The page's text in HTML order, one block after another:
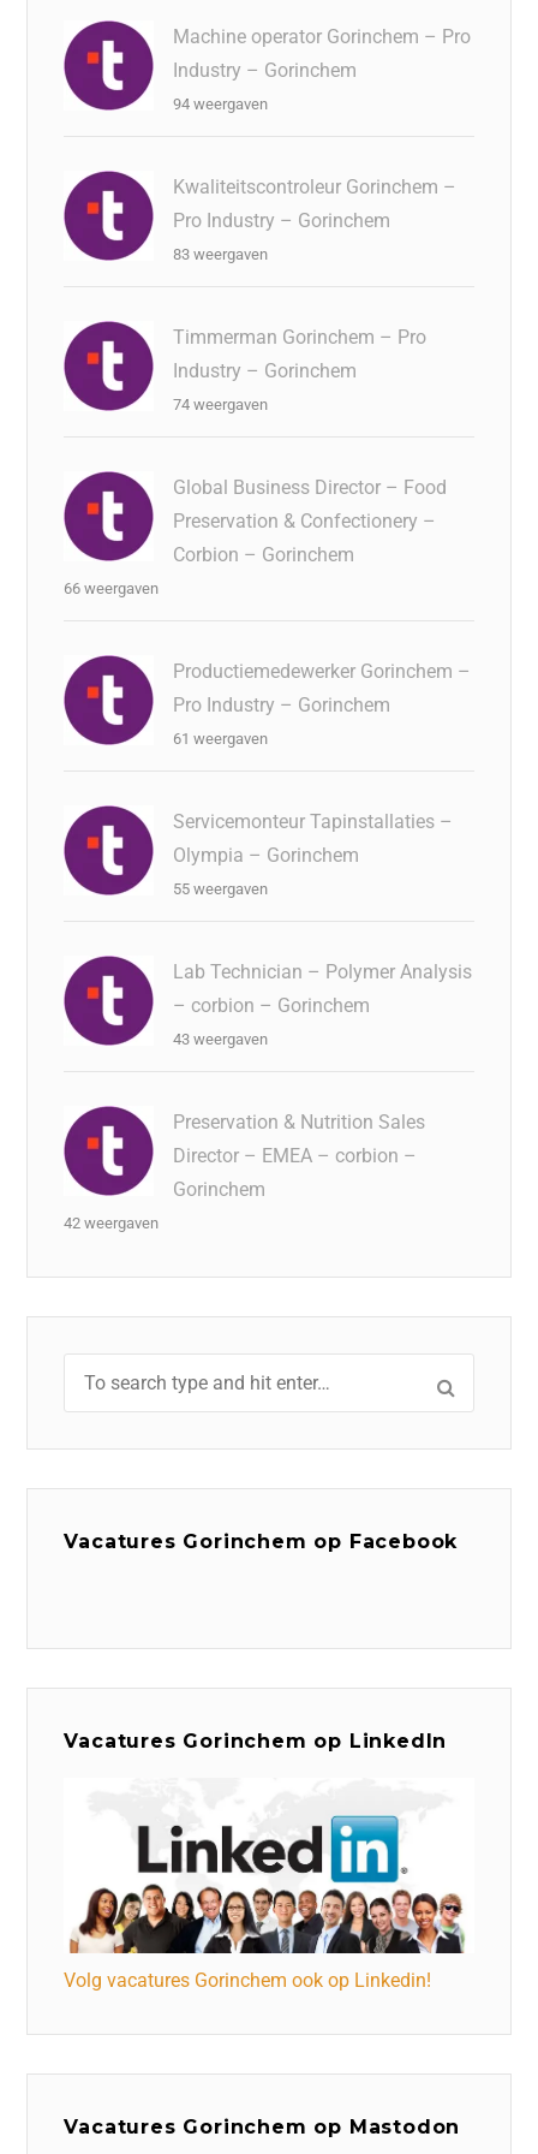
Machine operator Gorinchem – Pro
Industry – Gorinchem
94 weergaven
Kwaliteitscontroleur Gorinchem –
Pro Industry – Gorinchem
83 weergaven
Timmerman Gorinchem – Pro
Industry – Gorinchem
74 weergaven
Global Business Director – Food
Preservation & Confectionery –
Corbion – Gorinchem
66 weergaven
Productiemedewerker Gorinchem –
Pro Industry – Gorinchem
61 weergaven
Servicemonteur Tapinstallaties –
Olympia – Gorinchem
55 weergaven
Lab Technician – Polymer Analysis
– corbion – Gorinchem
43 weergaven
Preservation & Nutrition Sales
Director – EMEA – corbion –
Gorinchem
42 weergaven
Vacatures Gorinchem op Facebook
Vacatures Gorinchem op LinkedIn
Volg vacatures Gorinchem ook op Linkedin!
Vacatures Gorinchem op Mastodon